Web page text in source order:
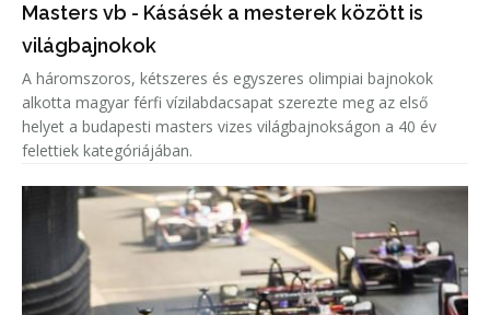
Masters vb - Kásásék a mesterek között is
világbajnokok
A háromszoros, kétszeres és egyszeres olimpiai bajnokok
alkotta magyar férfi vízilabdacsapat szerezte meg az első
helyet a budapesti masters vizes világbajnokságon a 40 év
felettiek kategóriájában.